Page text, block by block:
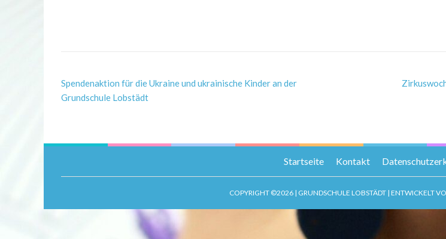
Post
Navigation
Spendenaktion für die Ukraine und ukrainische Kinder an der
Grundschule Lobstädt
Startseite Kontakt
COPYRIGHT ©2026 | GRUNDSCHULE LOBSTÄDT | ENTWICKELT